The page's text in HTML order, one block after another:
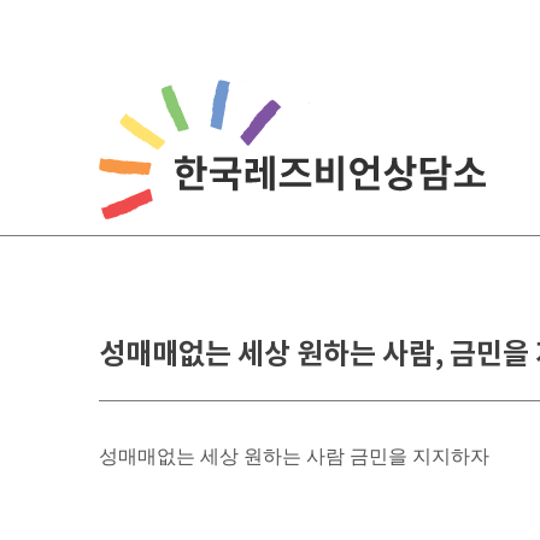
성매매없는 세상 원하는 사람, 금민을
성매매없는 세상 원하는 사람 금민을 지지하자